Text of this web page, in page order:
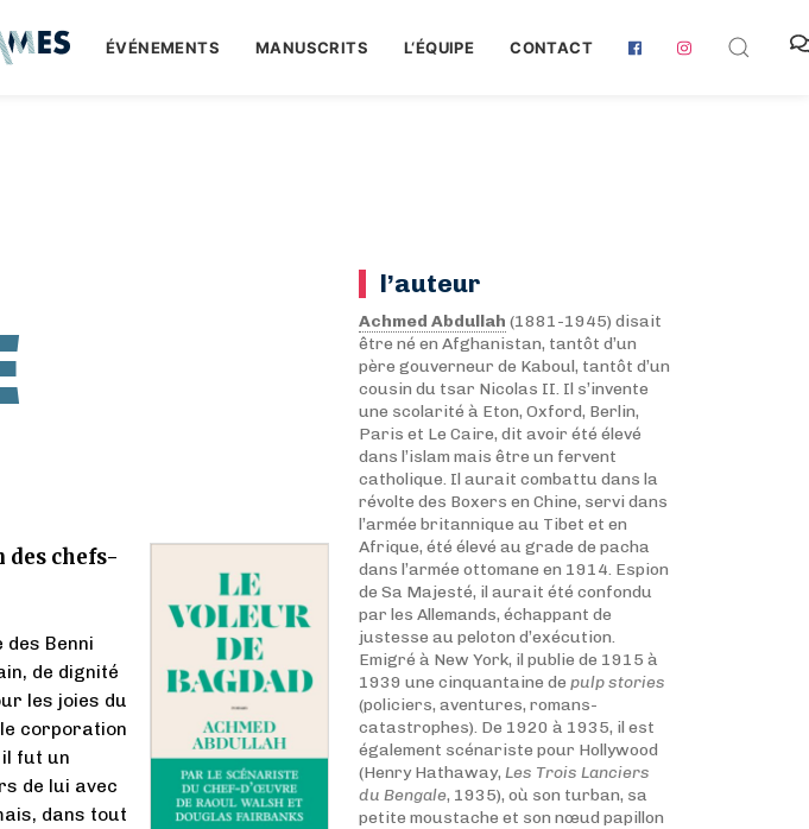
ÉVÉNEMENTS MANUSCRITS L‘ÉQUIPE CONTACT
des chefs-
Benni
de dignité
les joies du
corporation
il fut un
de lui avec
dans tout
l’auteur
Achmed Abdullah (1881-1945) disait
être né en Afghanistan, tantôt d’un
père gouverneur de Kaboul, tantôt d’un
cousin du tsar Nicolas II. Il s’invente
une scolarité à Eton, Oxford, Berlin,
Paris et Le Caire, dit avoir été élevé
dans l’islam mais être un fervent
catholique. Il aurait combattu dans la
révolte des Boxers en Chine, servi dans
l’armée britannique au Tibet et en
Afrique, été élevé au grade de pacha
dans l’armée ottomane en 1914. Espion
de Sa Majesté, il aurait été confondu
par les Allemands, échappant de
justesse au peloton d’exécution.
Emigré à New York, il publie de 1915 à
1939 une cinquantaine de pulp stories
(policiers, aventures, romans-
catastrophes). De 1920 à 1935, il est
également scénariste pour Hollywood
(Henry Hathaway, Les Trois Lanciers
du Bengale, 1935), où son turban, sa
petite moustache et son nœud papillon